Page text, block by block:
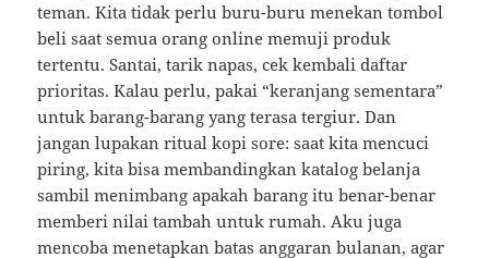
teman. Kita tidak perlu buru-buru menekan tombol
beli saat semua orang online memuji produk
tertentu. Santai, tarik napas, cek kembali daftar
prioritas. Kalau perlu, pakai “keranjang sementara”
untuk barang-barang yang terasa tergiur. Dan
jangan lupakan ritual kopi sore: saat kita mencuci
piring, kita bisa membandingkan katalog belanja
sambil menimbang apakah barang itu benar-benar
memberi nilai tambah untuk rumah. Aku juga
mencoba menetapkan batas anggaran bulanan, agar